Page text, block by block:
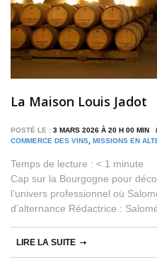
La Maison Louis Jadot
POSTÉ LE : 3 MARS 2026 À 20 H 00 MIN
COMMERCE DES VINS, MISSIONS EN
Temps de lecture : < 1 minute
Cap sur la Bourgogne pour
l’univers professionnel où
d’alternance Rédactrice :
LIRE LA SUITE